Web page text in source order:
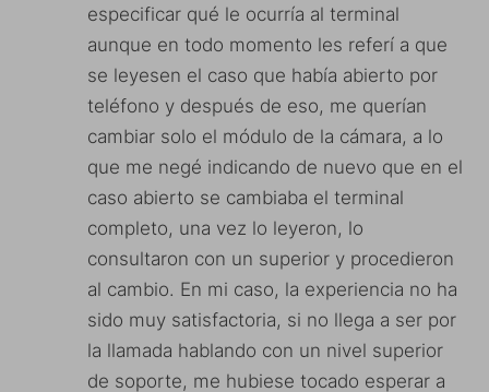
especificar qué le ocurría al terminal
aunque en todo momento les referí a que
se leyesen el caso que había abierto por
teléfono y después de eso, me querían
cambiar solo el módulo de la cámara, a lo
que me negé indicando de nuevo que en el
caso abierto se cambiaba el terminal
completo, una vez lo leyeron, lo
consultaron con un superior y procedieron
al cambio. En mi caso, la experiencia no ha
sido muy satisfactoria, si no llega a ser por
la llamada hablando con un nivel superior
de soporte, me hubiese tocado esperar a